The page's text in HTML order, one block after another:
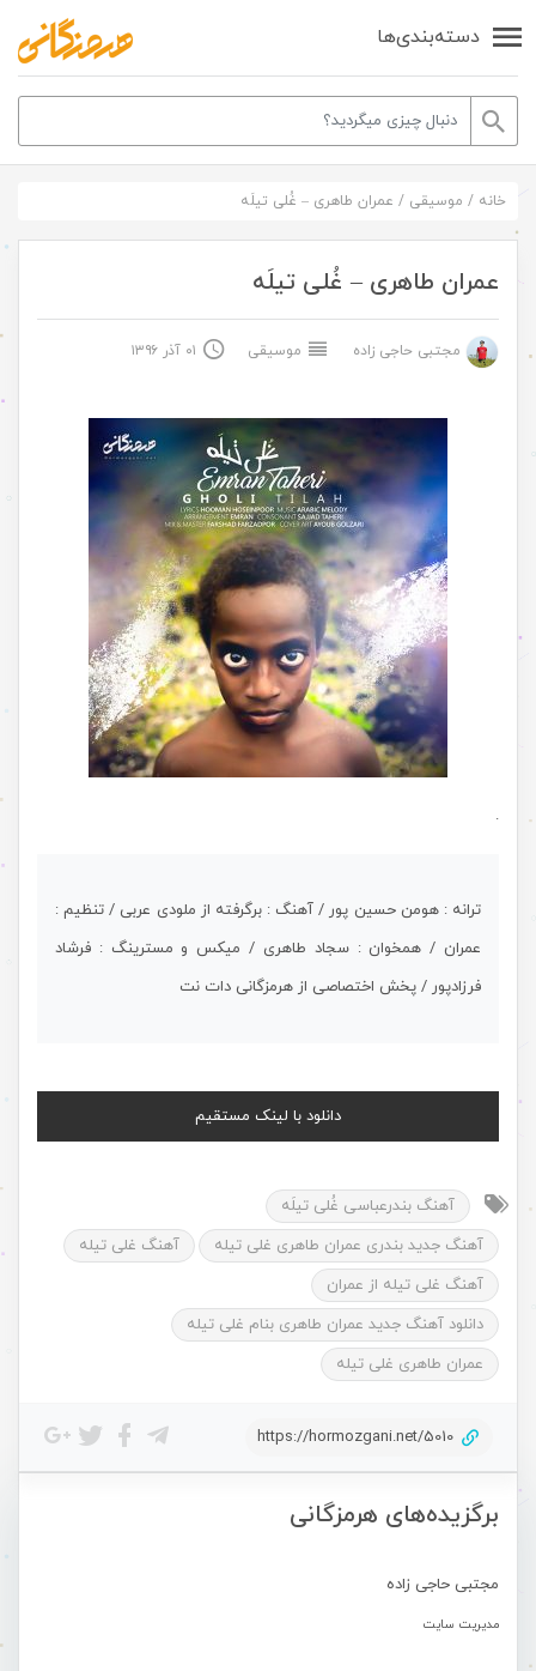
دسته‌بندی‌ها
برگزیده‌های هرمزگانی
مجتبی حاجی زاده
مدیریت سایت
خانه / موسیقی / عمران طاهری – غُلی تیلَه
عمران طاهری – غُلی تیلَه
مجتبی حاجی زاده موسیقی ۰۱ آذر ۱۳۹۶
.
ترانه : هومن حسین پور / آهنگ : برگرفته از ملودی عربی / تنظیم :
عمران / همخوان : سجاد طاهری / میکس و مسترینگ : فرشاد
فرزادپور / پخش اختصاصی از هرمزگانی دات نت
دانلود با لینک مستقیم
آهنگ بندرعباسی غُلی تیلَه
آهنگ جدید بندری عمران طاهری غلی تیله
آهنگ غلی تیله
آهنگ غلی تیله از عمران
دانلود آهنگ جدید عمران طاهری بنام غلی تیله
عمران طاهری غلی تیله
https://hormozgani.net/5010